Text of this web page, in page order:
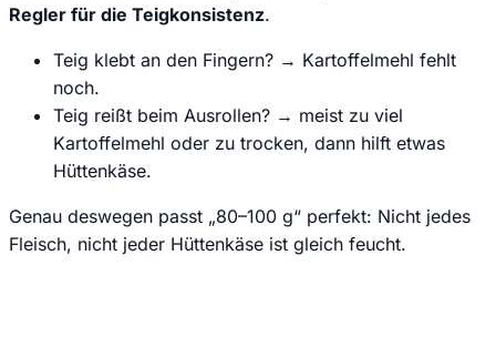
Regler für die Teigkonsistenz.
Teig klebt an den Fingern? → Kartoffelmehl fehlt
noch.
Teig reißt beim Ausrollen? → meist zu viel
Kartoffelmehl oder zu trocken, dann hilft etwas
Hüttenkäse.
Genau deswegen passt „80–100 g“ perfekt: Nicht jedes
Fleisch, nicht jeder Hüttenkäse ist gleich feucht.